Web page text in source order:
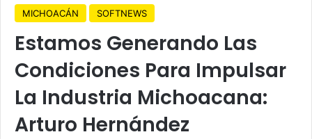
MICHOACÁN SOFTNEWS
Estamos Generando Las
Condiciones Para Impulsar
La Industria Michoacana:
Arturo Hernández